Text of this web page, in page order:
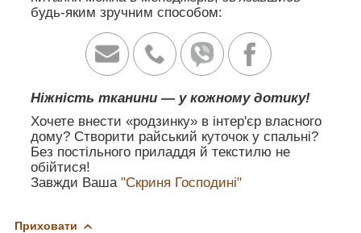
будь-яким зручним способом:
Ніжність тканини — у кожному дотику!
Хочете внести «родзинку» в інтер'єр власного
дому? Створити райський куточок у спальні?
Без постільного приладдя й текстилю не
обійтися!
Завжди Ваша "Скриня Господині"
Приховати